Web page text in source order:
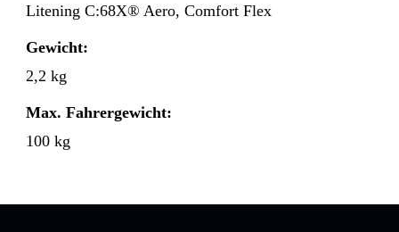
Litening C:68X® Aero, Comfort Flex
Gewicht:
2,2 kg
Max. Fahrergewicht:
100 kg